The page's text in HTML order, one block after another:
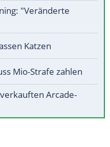
"Veränderte
Katzen
Mio-Strafe zahlen
Arcade-